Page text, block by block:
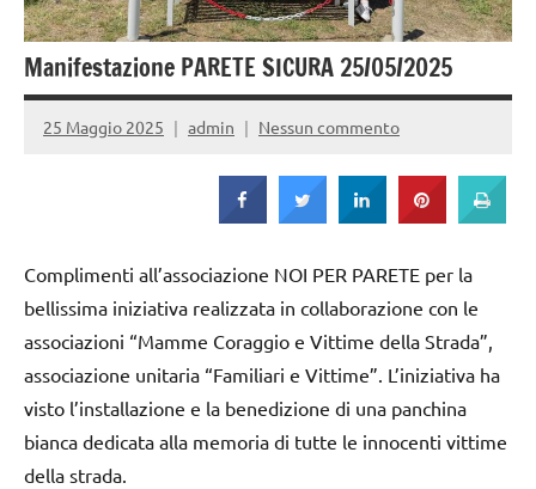
Manifestazione PARETE SICURA 25/05/2025
25 Maggio 2025 admin Nessun commento
Complimenti all’associazione NOI PER PARETE per la
bellissima iniziativa realizzata in collaborazione con le
associazioni “Mamme Coraggio e Vittime della Strada”,
associazione unitaria “Familiari e Vittime”. L’iniziativa ha
visto l’installazione e la benedizione di una panchina
bianca dedicata alla memoria di tutte le innocenti vittime
della strada.